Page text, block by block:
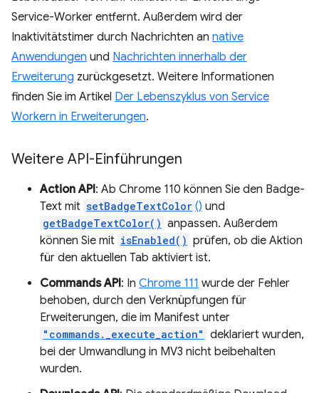
Service-Worker entfernt. Außerdem wird der
Inaktivitätstimer durch Nachrichten an native
Anwendungen und Nachrichten innerhalb der
Erweiterung zurückgesetzt. Weitere Informationen
finden Sie im Artikel Der Lebenszyklus von Service
Workern in Erweiterungen.
Weitere API-Einführungen
Action API: Ab Chrome 110 können Sie den Badge-
Text mit setBadgeTextColor () und
getBadgeTextColor() anpassen. Außerdem
können Sie mit isEnabled() prüfen, ob die Aktion
für den aktuellen Tab aktiviert ist.
Commands API: In Chrome 111 wurde der Fehler
behoben, durch den Verknüpfungen für
Erweiterungen, die im Manifest unter
"commands._execute_action" deklariert wurden,
bei der Umwandlung in MV3 nicht beibehalten
wurden.